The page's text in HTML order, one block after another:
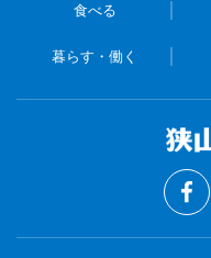
食べる
暮らす・働く